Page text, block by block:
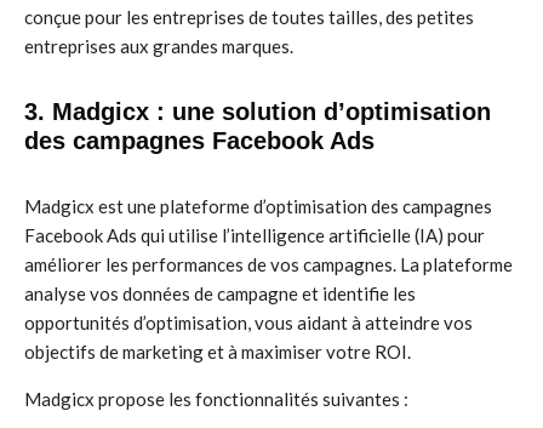
conçue pour les entreprises de toutes tailles, des petites
entreprises aux grandes marques.
3. Madgicx : une solution d’optimisation
des campagnes Facebook Ads
Madgicx est une plateforme d’optimisation des campagnes
Facebook Ads qui utilise l’intelligence artificielle (IA) pour
améliorer les performances de vos campagnes. La plateforme
analyse vos données de campagne et identifie les
opportunités d’optimisation, vous aidant à atteindre vos
objectifs de marketing et à maximiser votre ROI.
Madgicx propose les fonctionnalités suivantes :